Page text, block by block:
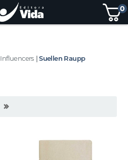
0
Influencers | Suellen Raupp